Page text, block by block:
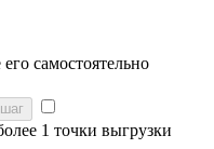
самостоятельно
1 точки выгрузки